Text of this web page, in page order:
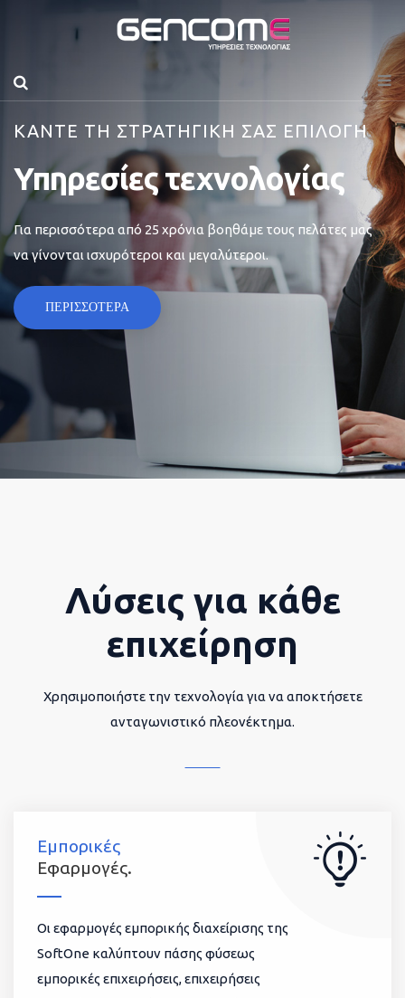
ΚΑΝΤΕ ΤΗ ΣΤΡΑΤΗΓΙΚΗ ΣΑΣ ΕΠΙΛΟΓΗ
Υπηρεσίες τεχνολογίας
Για περισσότερα από 25 χρόνια βοηθάμε τους πελάτες μας
να γίνονται ισχυρότεροι και μεγαλύτεροι.
ΠΕΡΙΣΣΟΤΕΡΑ
Λύσεις για κάθε
επιχείρηση
Χρησιμοποιήστε την τεχνολογία για να αποκτήσετε
ανταγωνιστικό πλεονέκτημα.
Εμπορικές
Εφαρμογές.
Οι εφαρμογές εμπορικής διαχείρισης της
SoftOne καλύπτουν πάσης φύσεως
εμπορικές επιχειρήσεις, επιχειρήσεις